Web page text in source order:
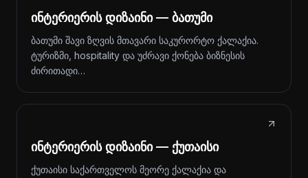
ინტერიერის დიზაინი — ბათუმი
ბათუმი შავი ზღვის მთავარი საკურორტო ქალაქია.
ტურიზმი, hospitality და უძრავი ქონება ბიზნესის
ძირითადი…
ინტერიერის დიზაინი — ქუთაისი
ქუთაისი საქართველოს მეორე ქალაქია და